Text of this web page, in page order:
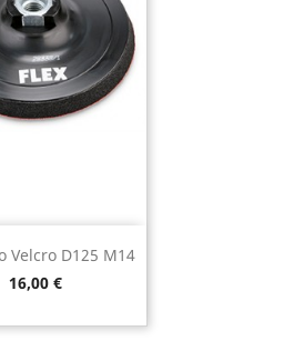
Velcro D125 M14
Preço
16,00 €